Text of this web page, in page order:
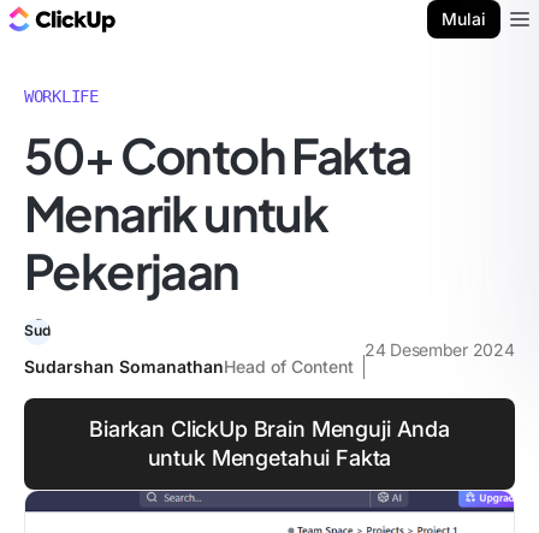
Mulai
WORKLIFE
50+ Contoh Fakta
Menarik untuk
Pekerjaan
Sudarshan SomanathanHead of Content
24 Desember 2024
Biarkan ClickUp Brain Menguji Anda
untuk Mengetahui Fakta